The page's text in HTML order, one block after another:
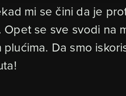
mi se čini da je
se sve svodi na
Da smo